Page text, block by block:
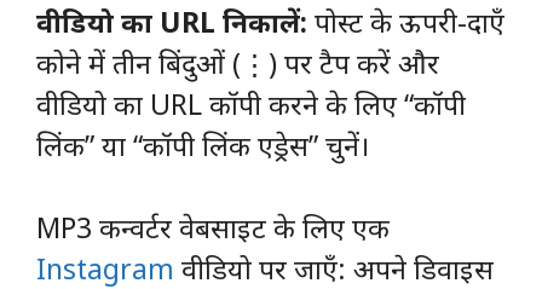
वीडियो का URL निकालें: पोस्ट के ऊपरी-दाएँ
कोने में तीन बिंदुओं (⋮) पर टैप करें और
वीडियो का URL कॉपी करने के लिए “कॉपी
लिंक” या “कॉपी लिंक एड्रेस” चुनें।
MP3 कन्वर्टर वेबसाइट के लिए एक
Instagram वीडियो पर जाएँ: अपने डिवाइस